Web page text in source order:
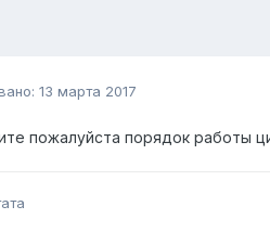
13 марта 2017
пожалуйста порядок работы